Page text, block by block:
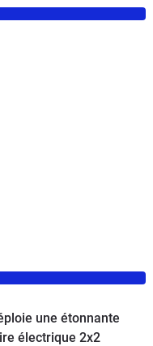
une étonnante
électrique 2x2